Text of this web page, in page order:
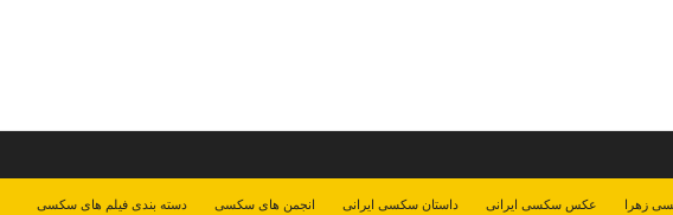
دسته بندی فیلم های سکسی انجمن های سکسی داستان سکسی ایرانی عکس سکسی ایرانی زهرا